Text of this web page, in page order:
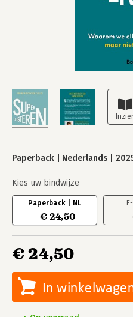
Paperback Nederlands
Kies uw bindwijze
Paperback | NL
€ 24,50
€ 24,50
In